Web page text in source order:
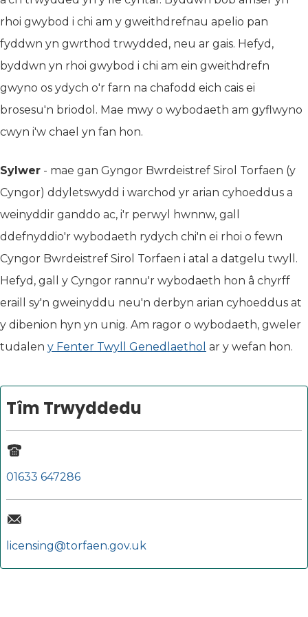
rhoi gwybod i chi am y gweithdrefnau apelio pan
fyddwn yn gwrthod trwydded, neu ar gais. Hefyd,
byddwn yn rhoi gwybod i chi am ein gweithdrefn
gwyno os ydych o'r farn na chafodd eich cais ei
brosesu'n briodol. Mae mwy o wybodaeth am gyflwyno
cwyn i'w chael yn fan hon.
Sylwer - mae gan Gyngor Bwrdeistref Sirol Torfaen (y
Cyngor) ddyletswydd i warchod yr arian cyhoeddus a
weinyddir ganddo ac, i'r perwyl hwnnw, gall
ddefnyddio'r wybodaeth rydych chi'n ei rhoi o fewn
Cyngor Bwrdeistref Sirol Torfaen i atal a datgelu twyll.
Hefyd, gall y Cyngor rannu'r wybodaeth hon â chyrff
eraill sy'n gweinyddu neu'n derbyn arian cyhoeddus at
y dibenion hyn yn unig. Am ragor o wybodaeth, gweler
tudalen y Fenter Twyll Genedlaethol ar y wefan hon.
Tîm Trwyddedu
01633 647286
licensing@torfaen.gov.uk